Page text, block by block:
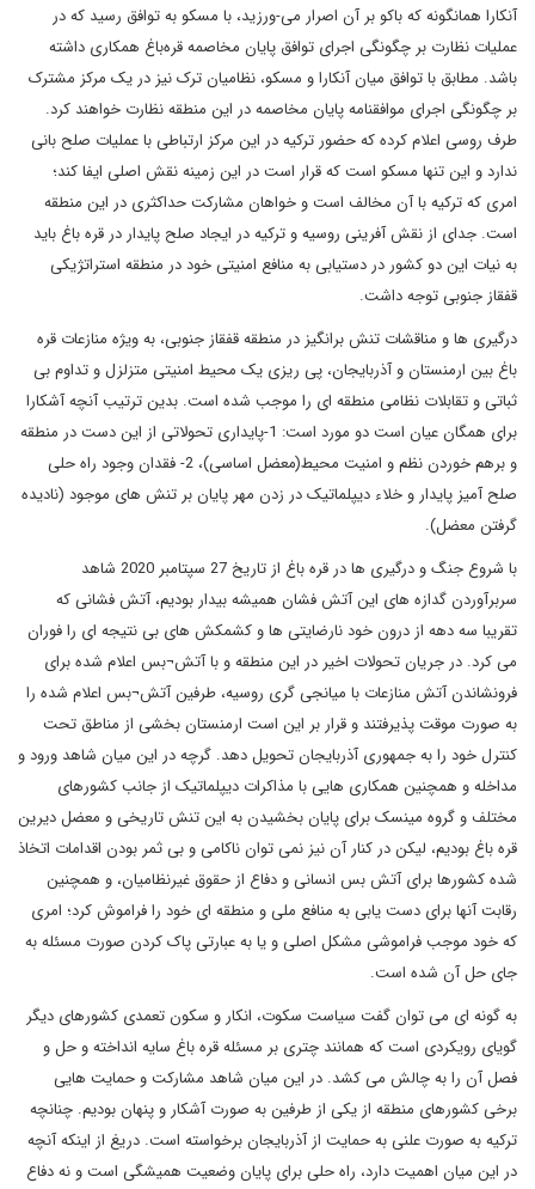
آنکارا همانگونه که باکو بر آن اصرار می-ورزید، با مسکو به توافق رسید که در
عملیات نظارت بر چگونگی اجرای توافق پایان مخاصمه قره‌باغ همکاری داشته
باشد. مطابق با توافق میان آنکارا و مسکو، نظامیان ترک نیز در یک مرکز مشترک
بر چگونگی اجرای موافقنامه پایان مخاصمه در این منطقه نظارت خواهند کرد.
طرف روسی اعلام کرده که حضور ترکیه در این مرکز ارتباطی با عملیات صلح بانی
ندارد و این تنها مسکو است که قرار است در این زمینه نقش اصلی ایفا کند؛
امری که ترکیه با آن مخالف است و خواهان مشارکت حداکثری در این منطقه
است. جدای از نقش آفرینی روسیه و ترکیه در ایجاد صلح پایدار در قره باغ باید
به نیات این دو کشور در دستیابی به منافع امنیتی خود در منطقه استراتژیکی
قفقاز جنوبی توجه داشت.
درگیری ها و مناقشات تنش برانگیز در منطقه قفقاز جنوبی، به ویژه منازعات قره
باغ بین ارمنستان و آذربایجان، پی ریزی یک محیط امنیتی متزلزل و تداوم بی
ثباتی و تقابلات نظامی منطقه ای را موجب شده است. بدین ترتیب آنچه آشکارا
برای همگان عیان است دو مورد است: 1-پایداری تحولاتی از این دست در منطقه
و برهم خوردن نظم و امنیت محیط(معضل اساسی)، 2- فقدان وجود راه حلی
صلح آمیز پایدار و خلاء دیپلماتیک در زدن مهر پایان بر تنش های موجود (نادیده
گرفتن معضل).
با شروع جنگ و درگیری ها در قره باغ از تاریخ 27 سپتامبر 2020 شاهد
سربرآوردن گدازه های این آتش فشان همیشه بیدار بودیم، آتش فشانی که
تقریبا سه دهه از درون خود نارضایتی ها و کشمکش های بی نتیجه ای را فوران
می کرد. در جریان تحولات اخیر در این منطقه و با آتش¬بس اعلام شده برای
فرونشاندن آتش منازعات با میانجی گری روسیه، طرفین آتش¬بس اعلام شده را
به صورت موقت پذیرفتند و قرار بر این است ارمنستان بخشی از مناطق تحت
کنترل خود را به جمهوری آذربایجان تحویل دهد. گرچه در این میان شاهد ورود و
مداخله و همچنین همکاری هایی با مذاکرات دیپلماتیک از جانب کشورهای
مختلف و گروه مینسک برای پایان بخشیدن به این تنش تاریخی و معضل دیرین
قره باغ بودیم، لیکن در کنار آن نیز نمی توان ناکامی و بی ثمر بودن اقدامات اتخاذ
شده کشورها برای آتش بس انسانی و دفاع از حقوق غیرنظامیان، و همچنین
رقابت آنها برای دست یابی به منافع ملی و منطقه ای خود را فراموش کرد؛ امری
که خود موجب فراموشی مشکل اصلی و یا به عبارتی پاک کردن صورت مسئله به
جای حل آن شده است.
به گونه ای می توان گفت سیاست سکوت، انکار و سکون تعمدی کشورهای دیگر
گویای رویکردی است که همانند چتری بر مسئله قره باغ سایه انداخته و حل و
فصل آن را به چالش می کشد. در این میان شاهد مشارکت و حمایت هایی
برخی کشورهای منطقه از یکی از طرفین به صورت آشکار و پنهان بودیم. چنانچه
ترکیه به صورت علنی به حمایت از آذربایجان برخواسته است. دریغ از اینکه آنچه
در این میان اهمیت دارد، راه حلی برای پایان وضعیت همیشگی است و نه دفاع